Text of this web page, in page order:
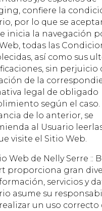
confiere la
por lo que se
inicia la navegación
todas las
así como sus
sin perjuicio
de la
legal de obligado
según el caso.
de lo anterior, se
al Usuario
visite el Sitio Web.
Web de Nelly Serre ::
proporciona gran
servicios y
asume su
un uso correcto